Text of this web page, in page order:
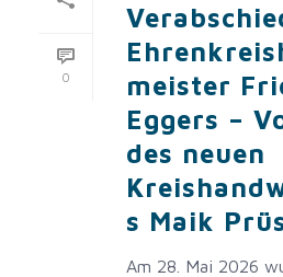
0
meister
Eggers –
des neuen
s Maik
Am 28. Mai 2026